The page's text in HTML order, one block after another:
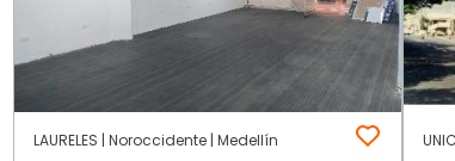
LAURELES | Noroccidente | Medellín